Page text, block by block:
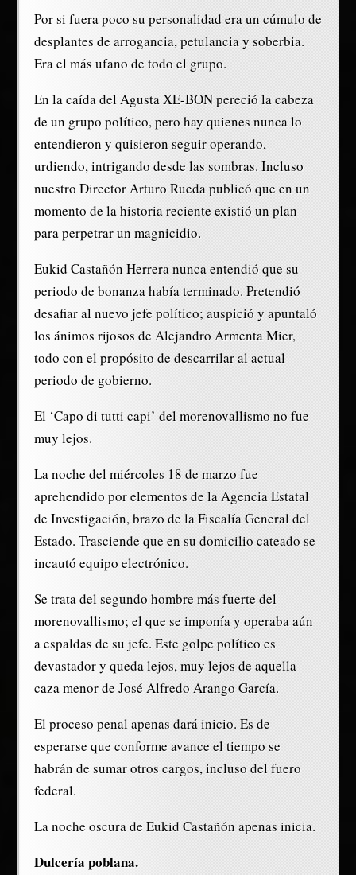
Por si fuera poco su personalidad era un cúmulo de
desplantes de arrogancia, petulancia y soberbia.
Era el más ufano de todo el grupo.
En la caída del Agusta XE-BON pereció la cabeza
de un grupo político, pero hay quienes nunca lo
entendieron y quisieron seguir operando,
urdiendo, intrigando desde las sombras. Incluso
nuestro Director Arturo Rueda publicó que en un
momento de la historia reciente existió un plan
para perpetrar un magnicidio.
Eukid Castañón Herrera nunca entendió que su
periodo de bonanza había terminado. Pretendió
desafiar al nuevo jefe político; auspició y apuntaló
los ánimos rijosos de Alejandro Armenta Mier,
todo con el propósito de descarrilar al actual
periodo de gobierno.
El ‘Capo di tutti capi’ del morenovallismo no fue
muy lejos.
La noche del miércoles 18 de marzo fue
aprehendido por elementos de la Agencia Estatal
de Investigación, brazo de la Fiscalía General del
Estado. Trasciende que en su domicilio cateado se
incautó equipo electrónico.
Se trata del segundo hombre más fuerte del
morenovallismo; el que se imponía y operaba aún
a espaldas de su jefe. Este golpe político es
devastador y queda lejos, muy lejos de aquella
caza menor de José Alfredo Arango García.
El proceso penal apenas dará inicio. Es de
esperarse que conforme avance el tiempo se
habrán de sumar otros cargos, incluso del fuero
federal.
La noche oscura de Eukid Castañón apenas inicia.
Dulcería poblana.